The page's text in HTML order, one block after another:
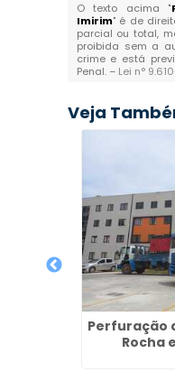
O texto acima "
Imirim" é de
parcial ou total,
proibida sem a
crime e está
Penal. – Lei n°
Veja
Perfuração
Rocha